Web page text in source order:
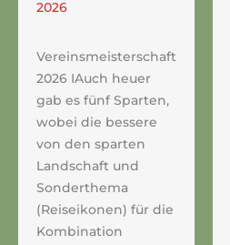
2026
Vereinsmeisterschaft
2026 IAuch heuer
gab es fünf Sparten,
wobei die bessere
von den sparten
Landschaft und
Sonderthema
(Reiseikonen) für die
Kombination